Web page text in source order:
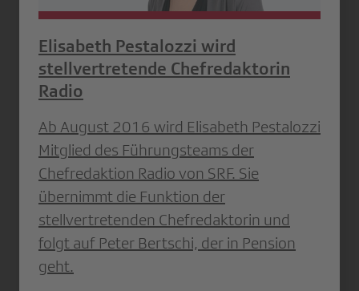
Elisabeth Pestalozzi wird
stellvertretende Chefredaktorin
Radio
Ab August 2016 wird Elisabeth Pestalozzi
Mitglied des Führungsteams der
Chefredaktion Radio von SRF. Sie
übernimmt die Funktion der
stellvertretenden Chefredaktorin und
folgt auf Peter Bertschi, der in Pension
geht.